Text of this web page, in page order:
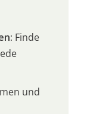
Finde
und